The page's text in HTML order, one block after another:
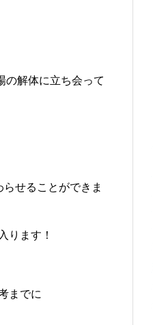
の解体に立ち会って
せることができま
ります！
までに